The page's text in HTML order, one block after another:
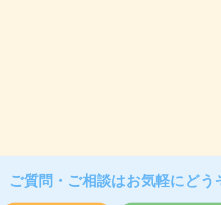
ご質問・ご相談はお気軽にどう